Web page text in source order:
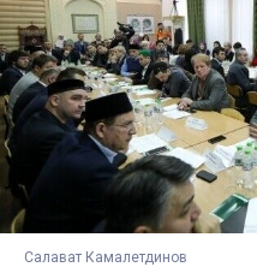
Салават Камалетдинов